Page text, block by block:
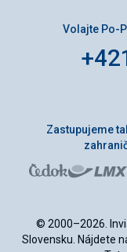
Volajte Po-
Zastupujeme
© 2000–2026.
Slovensku. Nájdete